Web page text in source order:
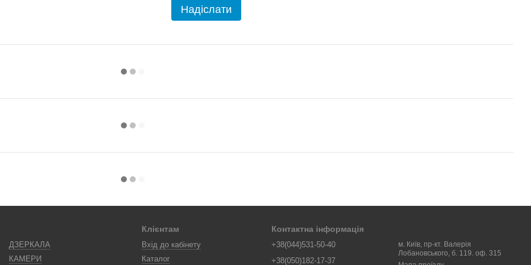
Надіслати
ДЗЕРКАЛА
КАМЕРИ
Клієнтам
Вхід до кабінету
Каталог
Контактна інформація
+38(044)531-50-40
+38(050)182-17-37
м. Київ, пр-кт. Валерія
Лобановського, б. 119. оф. 315